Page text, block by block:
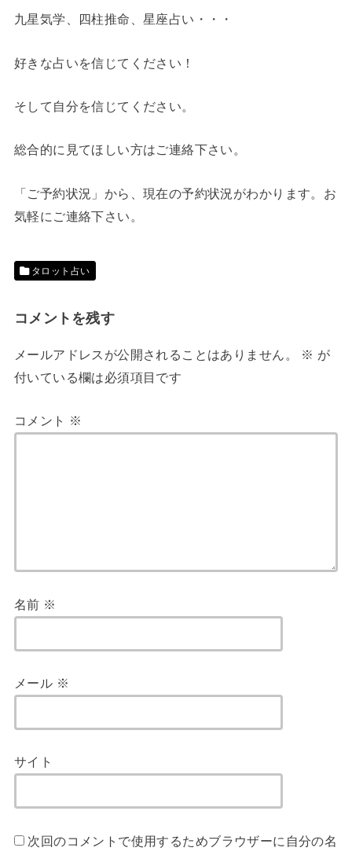
九星気学、四柱推命、星座占い・・・
好きな占いを信じてください！
そして自分を信じてください。
総合的に見てほしい方はご連絡下さい。
「ご予約状況」から、現在の予約状況がわかります。お
気軽にご連絡下さい。
タロット占い
コメントを残す
メールアドレスが公開されることはありません。 ※ が
付いている欄は必須項目です
コメント ※
名前 ※
メール ※
サイト
次回のコメントで使用するためブラウザーに自分の名